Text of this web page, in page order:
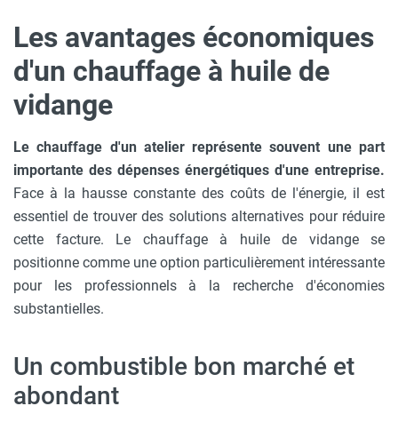
Les avantages économiques
d'un chauffage à huile de
vidange
Le chauffage d'un atelier représente souvent une part
importante des dépenses énergétiques d'une entreprise.
Face à la hausse constante des coûts de l'énergie, il est
essentiel de trouver des solutions alternatives pour réduire
cette facture. Le chauffage à huile de vidange se
positionne comme une option particulièrement intéressante
pour les professionnels à la recherche d'économies
substantielles.
Un combustible bon marché et
abondant